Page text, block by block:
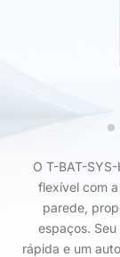
O T-BAT-
flexível com
parede,
espaços.
rápida e um